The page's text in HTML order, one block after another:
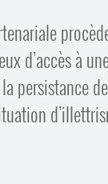
d’accès à
persistance